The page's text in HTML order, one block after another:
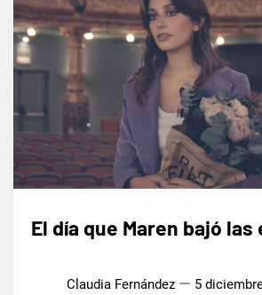
El día que Maren bajó
Claudia Fernández 5